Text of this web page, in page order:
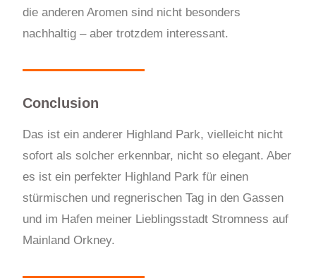
die anderen Aromen sind nicht besonders
nachhaltig – aber trotzdem interessant.
Conclusion
Das ist ein anderer Highland Park, vielleicht nicht
sofort als solcher erkennbar, nicht so elegant. Aber
es ist ein perfekter Highland Park für einen
stürmischen und regnerischen Tag in den Gassen
und im Hafen meiner Lieblingsstadt Stromness auf
Mainland Orkney.